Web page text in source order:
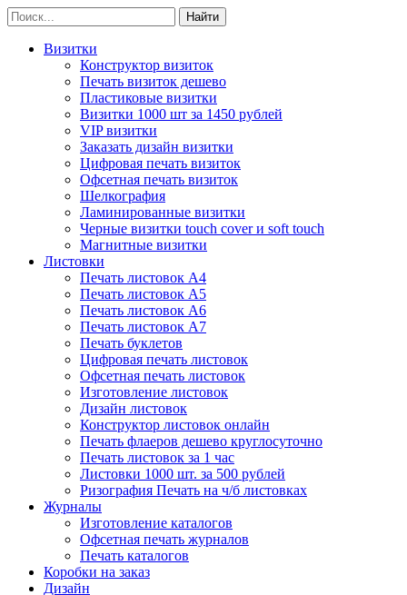
Визитки
Конструктор визиток
Печать визиток дешево
Пластиковые визитки
Визитки 1000 шт за 1450 рублей
VIP визитки
Заказать дизайн визитки
Цифровая печать визиток
Офсетная печать визиток
Шелкография
Ламинированные визитки
Черные визитки touch cover и soft touch
Магнитные визитки
Листовки
Печать листовок А4
Печать листовок А5
Печать листовок А6
Печать листовок А7
Печать буклетов
Цифровая печать листовок
Офсетная печать листовок
Изготовление листовок
Дизайн листовок
Конструктор листовок онлайн
Печать флаеров дешево круглосуточно
Печать листовок за 1 час
Листовки 1000 шт. за 500 рублей
Ризография Печать на ч/б листовках
Журналы
Изготовление каталогов
Офсетная печать журналов
Печать каталогов
Коробки на заказ
Дизайн